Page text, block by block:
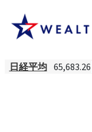
日経平均 65,683.26